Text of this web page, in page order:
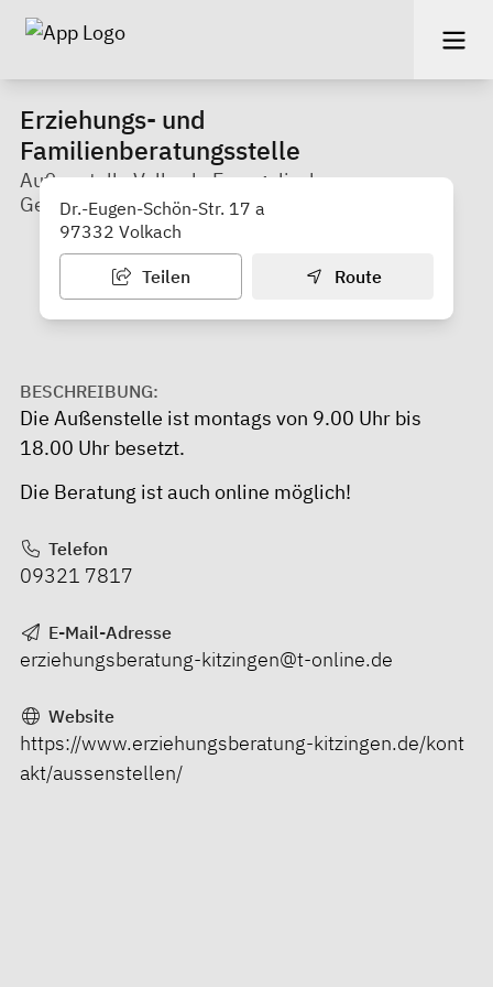
Erziehungs- und
Familienberatungsstelle
Außenstelle Volkach, Evangelisches
Gemeindehaus
Dr.-Eugen-Schön-Str. 17 a
97332 Volkach
Teilen Route
BESCHREIBUNG:
Die Außenstelle ist montags von 9.00 Uhr bis
18.00 Uhr besetzt.
Die Beratung ist auch online möglich!
Telefon
09321 7817
E-Mail-Adresse
erziehungsberatung-kitzingen@t-online.de
Website
https://www.erziehungsberatung-kitzingen.de/kont
akt/aussenstellen/